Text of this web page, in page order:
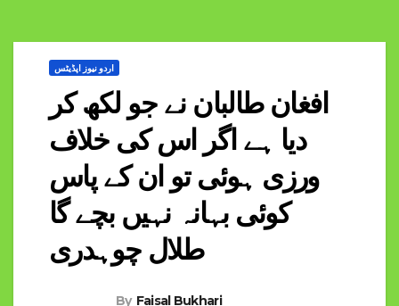
اردو نیوز اپڈیٹس
افغان طالبان نے جو لکھ کر
دیا ہے اگر اس کی خلاف
ورزی ہوئی تو ان کے پاس
کوئی بہانہ نہیں بچے گا
طلال چوہدری
By Faisal Bukhari